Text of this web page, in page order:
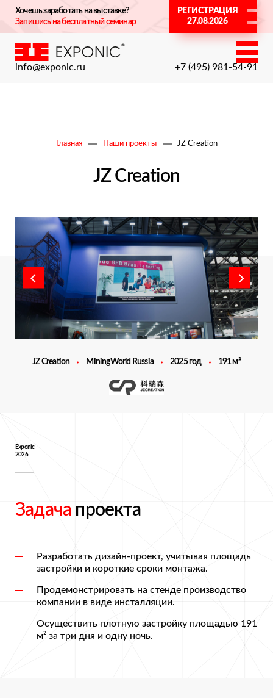
Хочешь заработать на выставке?
Запишись на бесплатный семинар
РЕГИСТРАЦИЯ
27.08.2026
info@exponic.ru +7 (495) 981-54-91
Главная Наши проекты JZ Creation
JZ Creation
JZ Creation MiningWorld Russia 2025 год 191 м²
Exponic
2026
Задача проекта
Разработать дизайн-проект, учитывая площадь
застройки и короткие сроки монтажа.
Продемонстрировать на стенде производство
компании в виде инсталляции.
Осуществить плотную застройку площадью 191
м² за три дня и одну ночь.